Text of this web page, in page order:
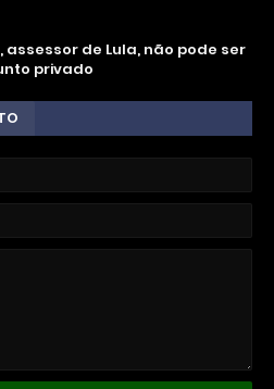
de Lula, não pode ser
privado